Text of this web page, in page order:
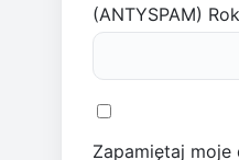
(ANTYSPAM)
Zapamiętaj